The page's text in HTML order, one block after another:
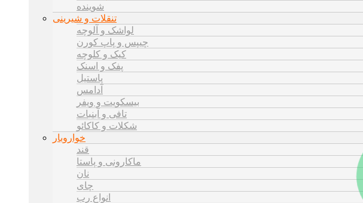
شوینده
تنقلات و شیرینی
لواشک و آلوچه
چیپس و پاپ کورن
کیک و کلوچه
پفک و اسنک
پاستیل
آدامس
بیسکویت و ویفر
تافی و آبنبات
شکلات و کاکائو
خواروبار
قند
ماکارونی و پاستا
نان
چای
انواع رب